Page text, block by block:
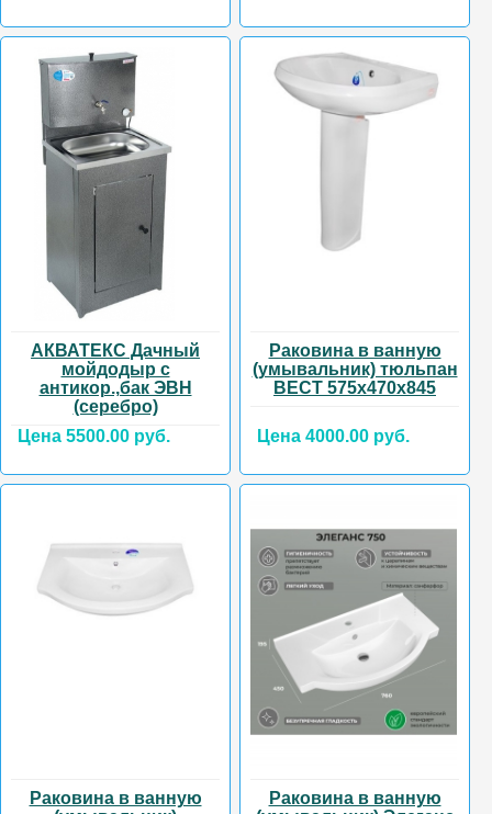
АКВАТЕКС Дачный
мойдодыр с
антикор.,бак ЭВН
(серебро)
Цена 5500.00 руб.
Раковина в ванную
(умывальник) тюльпан
ВЕСТ 575х470х845
Цена 4000.00 руб.
Раковина в ванную
Раковина в ванную